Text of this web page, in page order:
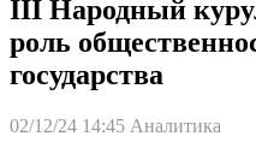
III Народный
роль
государства
02/12/24 14:45 Аналитика